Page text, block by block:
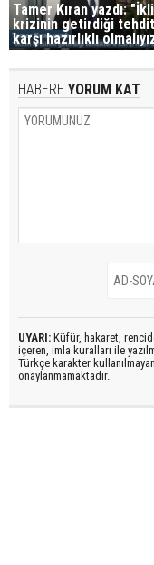
Tamer Kıran yazdı:
krizinin getirdiği
karşı hazırlıklı
HABERE YORUM KAT
UYARI: Küfür, hakaret,
içeren, imla kuralları ile
Türkçe karakter
onaylanmamaktadır.